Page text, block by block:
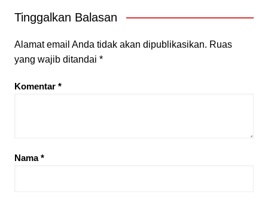
Tinggalkan Balasan
Alamat email Anda tidak akan dipublikasikan. Ruas
yang wajib ditandai *
Komentar *
Nama*